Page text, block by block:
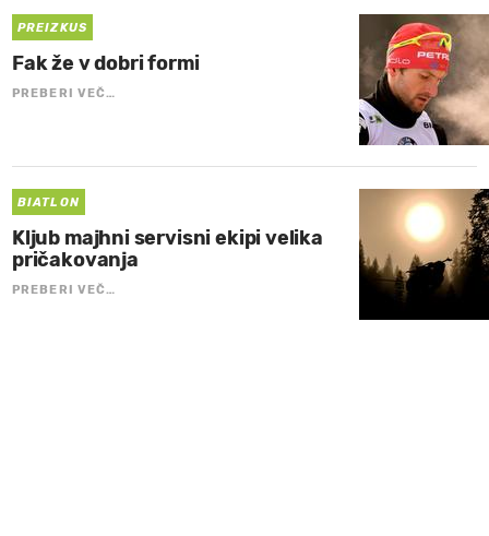
PREIZKUS
Fak že v dobri formi
PREBERI VEČ…
BIATLON
Kljub majhni servisni ekipi velika
pričakovanja
PREBERI VEČ…